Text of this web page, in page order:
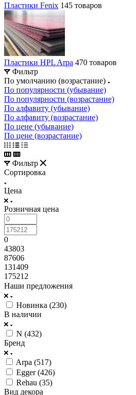
Пластики Fenix 145 товаров
Пластики HPL Arpa 470 товаров
Фильтр
По умолчанию (возрастание)
По популярности (убывание)
По популярности (возрастание)
По алфавиту (убывание)
По алфавиту (возрастание)
По цене (убывание)
По цене (возрастание)
Фильтр
Сортировка
Цена
Розничная цена
0
43803
87606
131409
175212
Наши предложения
Новинка (230)
В наличии
N (432)
Бренд
Arpa (517)
Egger (426)
Rehau (35)
Вид декора